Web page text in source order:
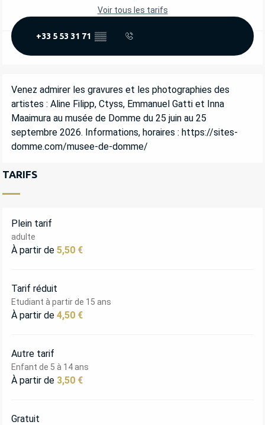
Voir tous les tarifs
+33 5 53 31 71 ▒▒
DESCRIPTION
Venez admirer les gravures et les photographies des
artistes : Aline Filipp, Ctyss, Emmanuel Gatti et Inna
Maaimura au musée de Domme du 25 juin au 25
septembre 2026. Informations, horaires : https://sites-
domme.com/musee-de-domme/
TARIFS
Plein tarif
adulte
À partir de 5,50 €
Tarif réduit
Etudiant à partir de 15 ans
À partir de 4,50 €
Autre tarif
Enfant de 5 à 14 ans
À partir de 3,50 €
Gratuit